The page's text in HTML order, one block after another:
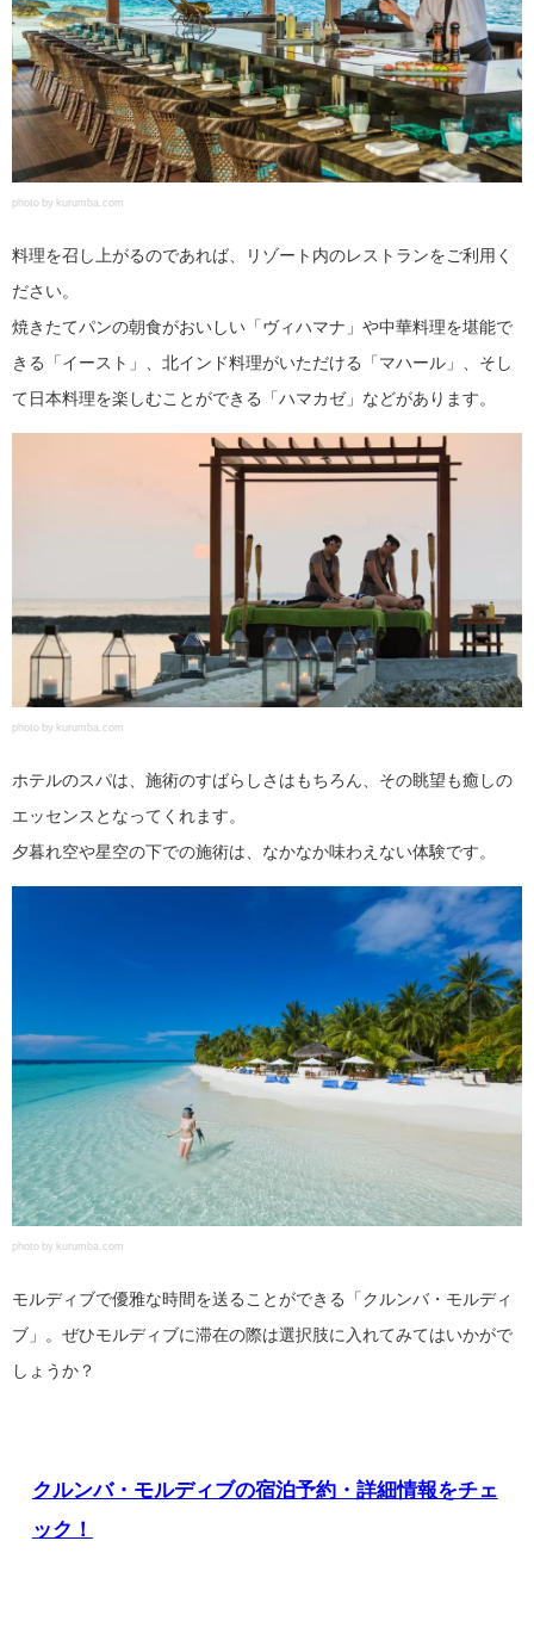
photo by kurumba.com
料理を召し上がるのであれば、リゾート内のレストランをご利用く
ださい。
焼きたてパンの朝食がおいしい「ヴィハマナ」や中華料理を堪能で
きる「イースト」、北インド料理がいただける「マハール」、そし
て日本料理を楽しむことができる「ハマカゼ」などがあります。
photo by kurumba.com
ホテルのスパは、施術のすばらしさはもちろん、その眺望も癒しの
エッセンスとなってくれます。
夕暮れ空や星空の下での施術は、なかなか味わえない体験です。
photo by kurumba.com
モルディブで優雅な時間を送ることができる「クルンバ・モルディ
ブ」。ぜひモルディブに滞在の際は選択肢に入れてみてはいかがで
しょうか？
クルンバ・モルディブの宿泊予約・詳細情報をチェ
ック！